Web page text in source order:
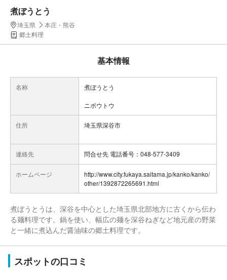
煮ぼうとう
埼玉県
本庄・熊谷
郷土料理
基本情報
名称 煮ぼうとう
ニボウトウ
住所 埼玉県深谷市
連絡先 問合せ先 電話番号：048-577-3409
ホームページ
http://www.city.fukaya.saitama.jp/kanko/kanko/
other/1392872265691.html
煮ぼうとうは、深谷を中心とした埼玉県北部地方に古くから伝わ
る麺料理です。鍋を使い、幅広の麺を深谷ねぎなど地元産の野菜
と一緒に煮込んだ醤油味の郷土料理です。
スポットの口コミ